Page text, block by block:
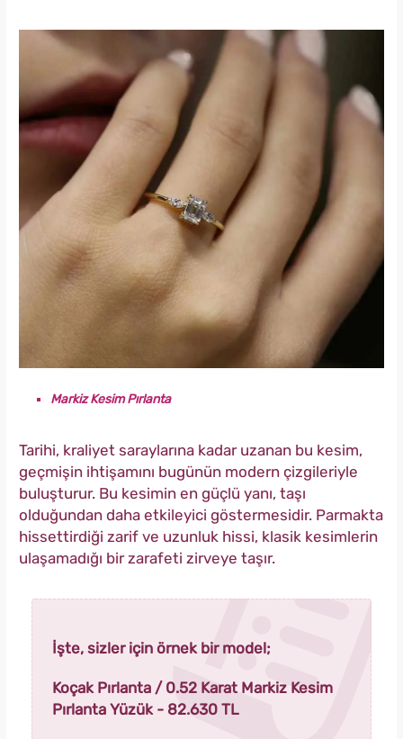
Markiz Kesim Pırlanta
Tarihi, kraliyet saraylarına kadar uzanan bu kesim,
geçmişin ihtişamını bugünün modern çizgileriyle
buluşturur. Bu kesimin en güçlü yanı, taşı
olduğundan daha etkileyici göstermesidir. Parmakta
hissettirdiği zarif ve uzunluk hissi, klasik kesimlerin
ulaşamadığı bir zarafeti zirveye taşır.
İşte, sizler için örnek bir model;
Koçak Pırlanta / 0.52 Karat Markiz Kesim
Pırlanta Yüzük - 82.630 TL